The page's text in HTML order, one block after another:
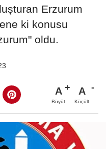
Erzurum
ki konusu
oldu.
A
Büyüt
A
Küçült